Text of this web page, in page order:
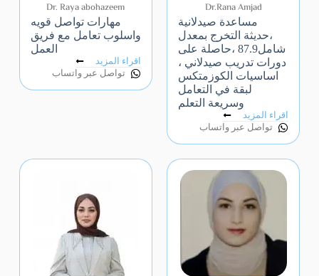
Dr.Rana Amjad
مساعدة صيدلانية
،حديثة التخرج بمعدل
شامل87.9 ،حاصلة على
دورات تدريب صيدلاني ،
اساسيات الكوزمتكس
لبقة في التعامل
وسريعة التعلم
اقراء المزيد
تواصل عبر واتساب
Dr. Raya abohazeem
مهارات تواصل قويه
واسلوب تعامل مع فريق
العمل
اقراء المزيد
تواصل عبر واتساب